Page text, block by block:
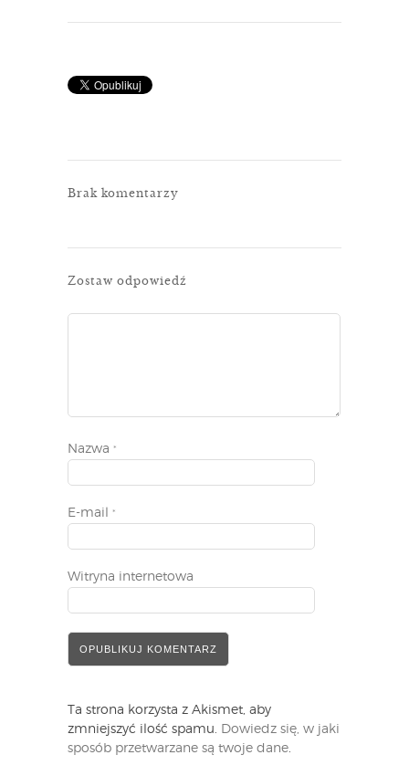
Brak komentarzy
Zostaw odpowiedź
Nazwa *
E-mail *
Witryna internetowa
Ta strona korzysta z Akismet, aby
zmniejszyć ilość spamu. Dowiedz się, w jaki
sposób przetwarzane są twoje dane.